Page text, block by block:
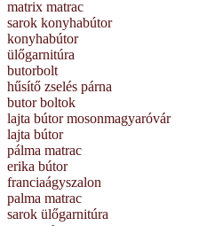
matrix matrac
sarok konyhabútor
konyhabútor
ülőgarnitúra
butorbolt
hűsítő zselés párna
butor boltok
lajta bútor mosonmagyaróvár
lajta bútor
pálma matrac
erika bútor
franciaágyszalon
palma matrac
sarok ülőgarnitúra